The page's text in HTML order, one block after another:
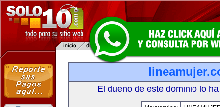
El dueño de este dominio lo